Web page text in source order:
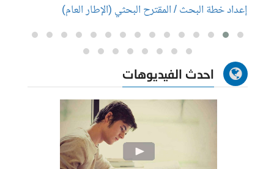
إعداد خطة البحث / المقترح البحثي (الإطار العام)
احدث الفيديوهات